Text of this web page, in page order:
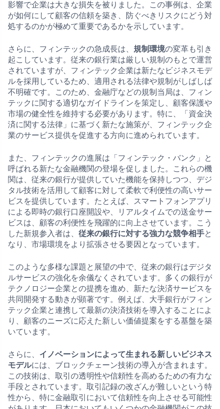
影響で企業は大きな損失を被りました。この事例は、企業
が如何にして顧客の信頼を築き、防ぐべきリスクにどう対
処するのかが極めて重要であるかを示しています。
さらに、フィンテックの急成長は、 規制環境の変革も引き
起こしています。従来の銀行業は厳しい規制のもとで運営
されていますが、フィンテック企業は新たなビジネスモデ
ルを採用しているため、適用される法律や規制がしばしば
不明確です。このため、金融庁などの規制当局は、フィン
テックに関する適切なガイドラインを策定し、顧客保護や
市場の健全性を維持する必要があります。特に、「資金決
済に関する法律」に基づく新たな施策が、フィンテック企
業のサービス提供を促進する方向に進められています。
また、フィンテックの進展は「フィンテック・バンク」と
呼ばれる新たな金融機関の登場を促しました。これらの機
関は、従来の銀行が提供していた機能を保持しつつ、デジ
タル技術を活用して顧客に対して柔軟で利便性の高いサー
ビスを提供しています。たとえば、スマートフォンアプリ
による即時の銀行口座開設や、リアルタイムでの送金サー
ビスは、顧客の利便性を飛躍的に向上させています。こう
した新規参入者は、 従来の銀行に対する強力な競争相手と
なり、市場環境をより拡張させる要因となっています。
このような多様な課題と展望の中で、従来の銀行はデジタ
ルサービスの強化を余儀なくされています。多くの銀行が
テクノロジー企業との提携を進め、新たな決済サービスを
共同開発する動きが顕著です。例えば、大手銀行がフィン
テック企業と連携して最新の決済技術を導入することによ
り、顧客のニーズに応えた新しい価値提案をする基盤を築
いています。
さらに、 イノベーションによって生まれる新しいビジネス
モデルには、ブロックチェーン技術の導入が含まれます。
この技術は、取引の透明性や信頼性を高めるための有力な
手段とされています。取引記録の改ざんが難しいという特
性から、特に金融取引において信頼性を向上させる可能性